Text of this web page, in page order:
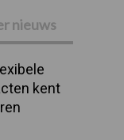
nieuws
kent